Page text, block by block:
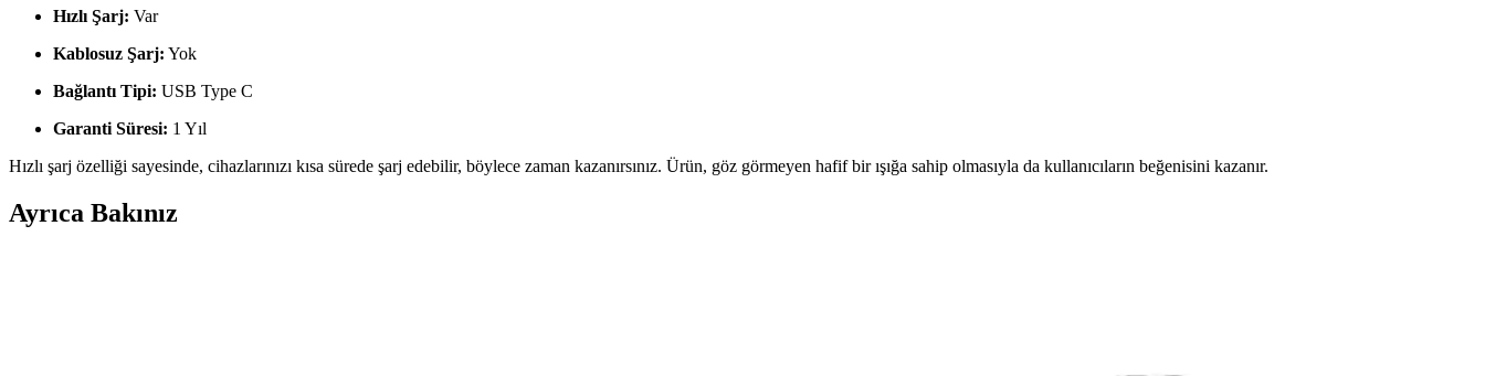
Hızlı Şarj: Var
Kablosuz Şarj: Yok
Bağlantı Tipi: USB Type C
Garanti Süresi: 1 Yıl
Hızlı şarj özelliği sayesinde, cihazlarınızı kısa sürede şarj edebilir, böylece zaman kazanırsınız. Ürün, göz görmeyen hafif bir ışığa sahip olmasıyla da kullanıcıların beğenisini kazanır.
Ayrıca Bakınız